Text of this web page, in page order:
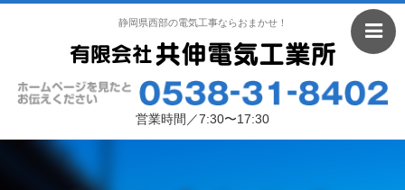
静岡県西部の電気工事ならおまかせ！
営業時間／7:30〜17:30